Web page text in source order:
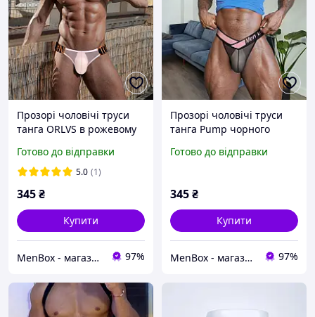
Прозорі чоловічі труси
танга ORLVS в рожевому
Готово до відправки
5.0 (1)
345₴
Купити
MenBox - магазин чоловічого одягу, білизни та аксесуарів 97%
Прозорі чоловічі труси
танга Pump чорного
Готово до відправки
345₴
Купити
MenBox - магазин чоловічого одягу, білизни та аксесуарів 97%